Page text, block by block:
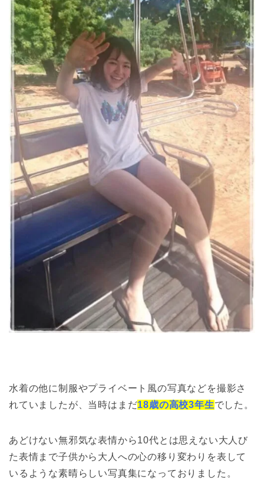
水着の他に制服やプライベート風の写真などを撮影さ
れていましたが、当時はまだ18歳の高校3年生でした。
あどけない無邪気な表情から10代とは思えない大人び
た表情まで子供から大人への心の移り変わりを表して
いるような素晴らしい写真集になっておりました。